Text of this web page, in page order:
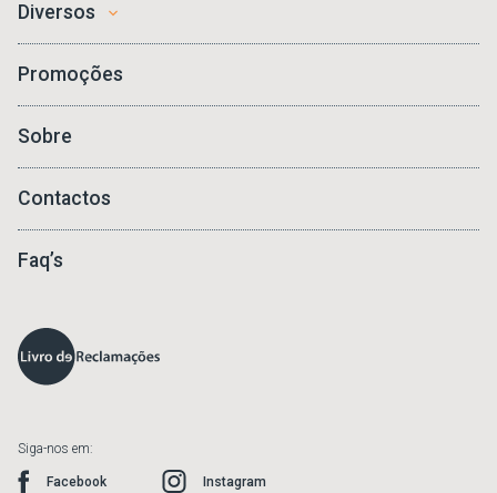
Diversos
Promoções
Sobre
Contactos
Faq’s
Siga-nos em:
Facebook Instagram